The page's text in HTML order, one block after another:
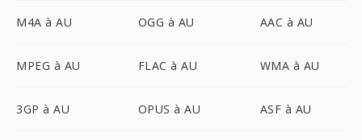
M4A à AU OGG à AU AAC à AU
MPEG à AU FLAC à AU WMA à AU
3GP à AU OPUS à AU ASF à AU